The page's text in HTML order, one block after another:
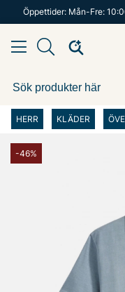
Öppettider: Mån-Fre:
HERR KLÄDER
-46%